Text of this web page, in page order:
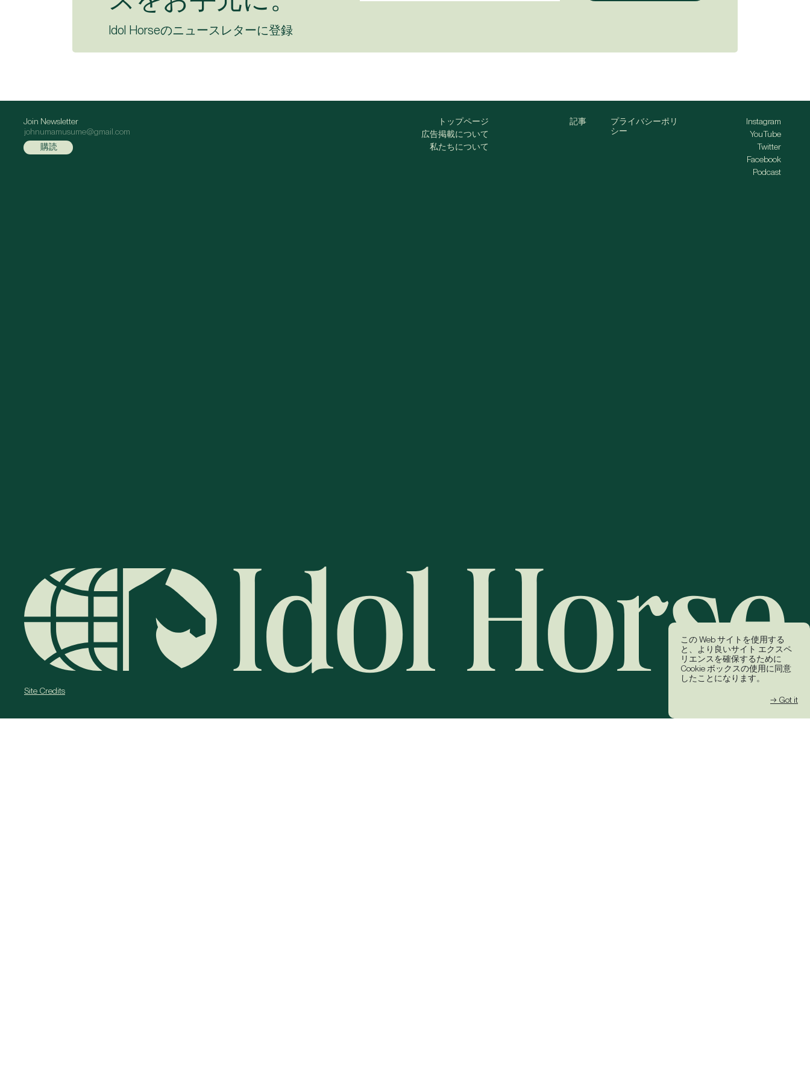
この Web サイトを使用する
と、より良いサイト エクスペ
リエンスを確保するために
Cookie ボックスの使用に同意
したことになります。
→ Got it
Idol Horseのニュースレターに登録
Join Newsletter
トップページ
広告掲載について
私たちについて
記事
プライバシーポリ
シー
Instagram
YouTube
Twitter
Facebook
Podcast
Site Credits